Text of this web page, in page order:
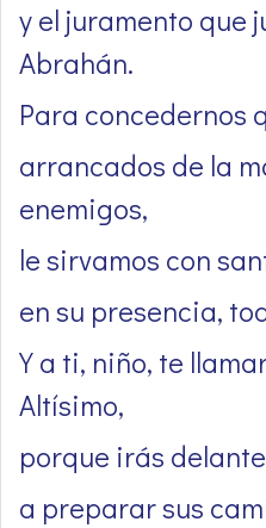
y el juramento que
Abrahán.
Para concedernos
arrancados de la
enemigos,
le sirvamos con
en su presencia,
Y a ti, niño, te
Altísimo,
porque irás
a preparar sus